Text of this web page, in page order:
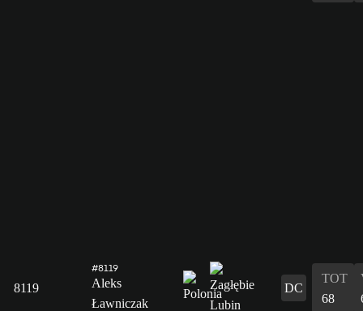
8119
#8119
Aleks
Ławniczak
DC
TOT
68